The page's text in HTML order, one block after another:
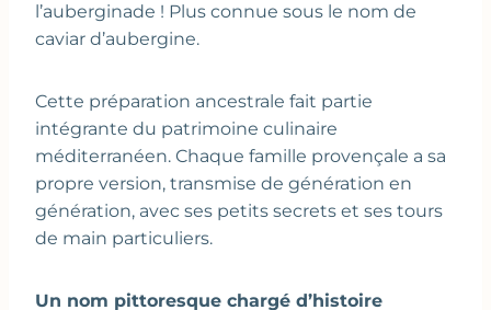
l’auberginade ! Plus connue sous le nom de
caviar d’aubergine.
Cette préparation ancestrale fait partie
intégrante du patrimoine culinaire
méditerranéen. Chaque famille provençale a sa
propre version, transmise de génération en
génération, avec ses petits secrets et ses tours
de main particuliers.
Un nom pittoresque chargé d’histoire